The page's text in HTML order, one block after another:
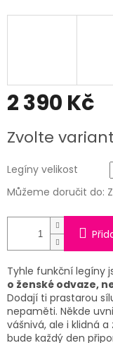
2 390 Kč
cena:
Zvolte
Legíny velikost
Můžeme doručit do:
Tyhle funkční legíny
o ženské odvaze,
Dodají ti prastarou
nepaměti. Někde
vášnivá, ale i klidná
bude každý den